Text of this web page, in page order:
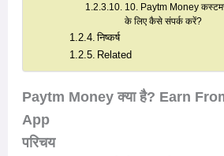
10. Paytm Money
के लिए कैसे संपर्क करें?
निष्कर्ष
Related
Paytm Money क्या है? Earn
App
परिचय